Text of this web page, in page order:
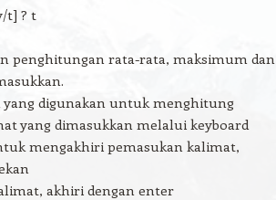
t] ? t
penghitungan rata-rata, maksimum dan
digunakan untuk menghitung
yang dimasukkan melalui keyboard
mengakhiri pemasukan kalimat,
akhiri dengan enter